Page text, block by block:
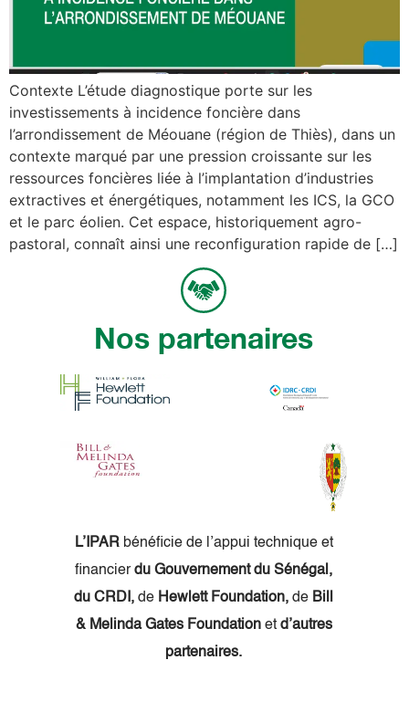
Contexte L’étude diagnostique porte sur les
investissements à incidence foncière dans
l’arrondissement de Méouane (région de Thiès), dans un
contexte marqué par une pression croissante sur les
ressources foncières liée à l’implantation d’industries
extractives et énergétiques, notamment les ICS, la GCO
et le parc éolien. Cet espace, historiquement agro-
pastoral, connaît ainsi une reconfiguration rapide de […]
Nos partenaires
L’IPARbénéficie de l’appui technique et
financierdu Gouvernement du Sénégal,
du CRDI, de Hewlett Foundation, de Bill
& Melinda Gates Foundation et d’autres
partenaires.